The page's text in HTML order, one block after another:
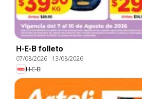
H-E-B folleto
07/08/2026- 13/08/2026
H-E-B